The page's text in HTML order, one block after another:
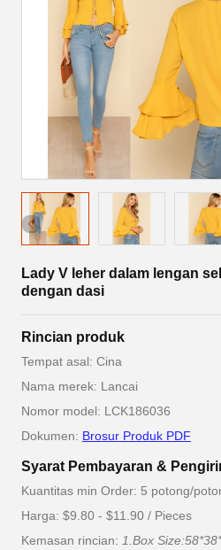
Lady V leher dalam lengan
dengan dasi
Rincian produk
Tempat asal: Cina
Nama merek: Lancai
Nomor model: LCK186036
Dokumen: Brosur Produk PDF
Syarat Pembayaran &
Kuantitas min Order: 5 potong/
Harga: $9.80 - $11.90 / Pieces
Kemasan rincian: 1.Box